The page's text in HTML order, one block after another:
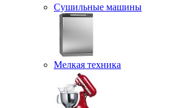
Сушильные машины
Мелкая техника